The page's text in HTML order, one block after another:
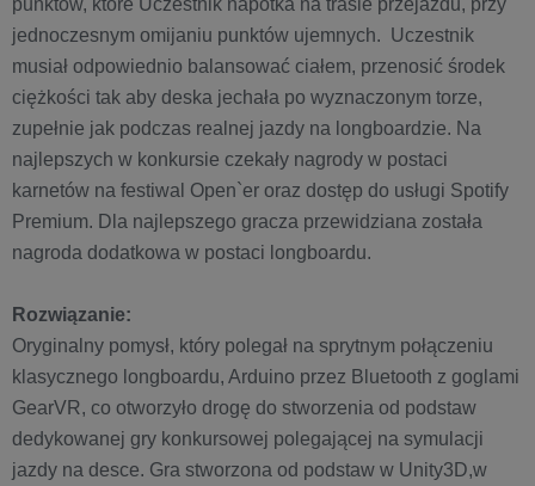
punktów, które Uczestnik napotka na trasie przejazdu, przy
jednoczesnym omijaniu punktów ujemnych. Uczestnik
musiał odpowiednio balansować ciałem, przenosić środek
ciężkości tak aby deska jechała po wyznaczonym torze,
zupełnie jak podczas realnej jazdy na longboardzie. Na
najlepszych w konkursie czekały nagrody w postaci
karnetów na festiwal Open`er oraz dostęp do usługi Spotify
Premium. Dla najlepszego gracza przewidziana została
nagroda dodatkowa w postaci longboardu.
Rozwiązanie:
Oryginalny pomysł, który polegał na sprytnym połączeniu
klasycznego longboardu, Arduino przez Bluetooth z goglami
GearVR, co otworzyło drogę do stworzenia od podstaw
dedykowanej gry konkursowej polegającej na symulacji
jazdy na desce. Gra stworzona od podstaw w Unity3D,w